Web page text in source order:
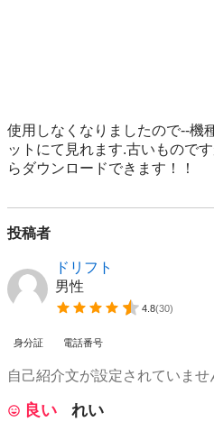
使用しなくなりましたので--機
ットにて見れます.古いもので
らダウンロードできます！！
投稿者
ドリフト
男性
4.8(30)
身分証 電話番号
自己紹介文が設定されていませ
良い
れい